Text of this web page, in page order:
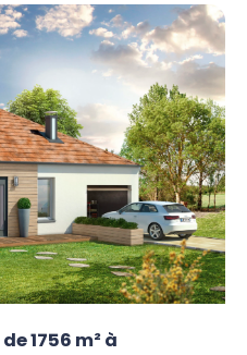
1756 m² à